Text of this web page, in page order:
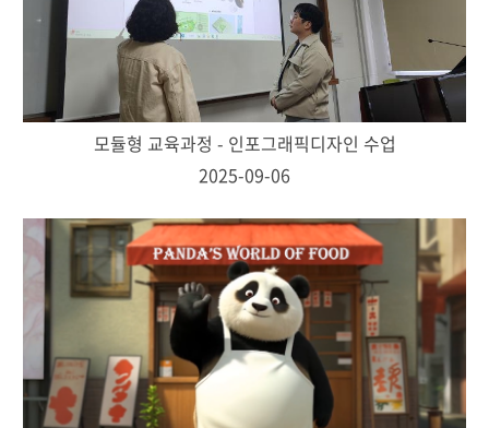
모듈형 교육과정 - 인포그래픽디자인 수업
2025-09-06